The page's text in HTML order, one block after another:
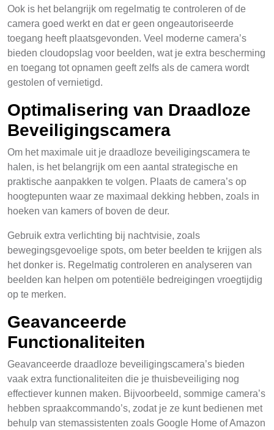
Ook is het belangrijk om regelmatig te controleren of de
camera goed werkt en dat er geen ongeautoriseerde
toegang heeft plaatsgevonden. Veel moderne camera’s
bieden cloudopslag voor beelden, wat je extra bescherming
en toegang tot opnamen geeft zelfs als de camera wordt
gestolen of vernietigd.
Optimalisering van Draadloze
Beveiligingscamera
Om het maximale uit je draadloze beveiligingscamera te
halen, is het belangrijk om een aantal strategische en
praktische aanpakken te volgen. Plaats de camera’s op
hoogtepunten waar ze maximaal dekking hebben, zoals in
hoeken van kamers of boven de deur.
Gebruik extra verlichting bij nachtvisie, zoals
bewegingsgevoelige spots, om beter beelden te krijgen als
het donker is. Regelmatig controleren en analyseren van
beelden kan helpen om potentiële bedreigingen vroegtijdig
op te merken.
Geavanceerde
Functionaliteiten
Geavanceerde draadloze beveiligingscamera’s bieden
vaak extra functionaliteiten die je thuisbeveiliging nog
effectiever kunnen maken. Bijvoorbeeld, sommige camera’s
hebben spraakcommando’s, zodat je ze kunt bedienen met
behulp van stemassistenten zoals Google Home of Amazon